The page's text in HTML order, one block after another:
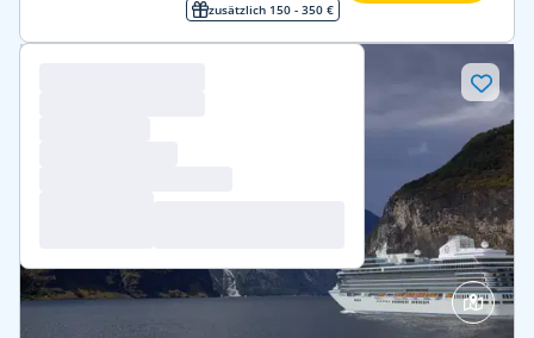
zusätzlich 150 - 350 €